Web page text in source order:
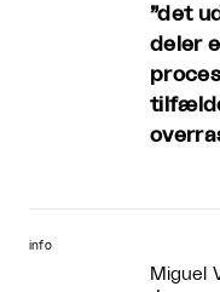
”det
deler
info
Miguel